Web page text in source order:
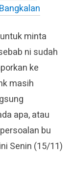
minta
ni sudah
ke
masih
apa, atau
bu
Senin (15/11)